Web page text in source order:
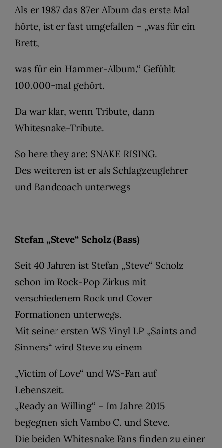
Als er 1987 das 87er Album das erste Mal
hörte, ist er fast umgefallen – „was für ein
Brett,
was für ein Hammer-Album.“ Gefühlt
100.000-mal gehört.
Da war klar, wenn Tribute, dann
Whitesnake-Tribute.
So here they are: SNAKE RISING.
Des weiteren ist er als Schlagzeuglehrer
und Bandcoach unterwegs
Stefan „Steve“ Scholz (Bass)
Seit 40 Jahren ist Stefan „Steve“ Scholz
schon im Rock-Pop Zirkus mit
verschiedenem Rock und Cover
Formationen unterwegs.
Mit seiner ersten WS Vinyl LP „Saints and
Sinners“ wird Steve zu einem
„Victim of Love“ und WS-Fan auf
Lebenszeit.
„Ready an Willing“ – Im Jahre 2015
begegnen sich Vambo C. und Steve.
Die beiden Whitesnake Fans finden zu einer